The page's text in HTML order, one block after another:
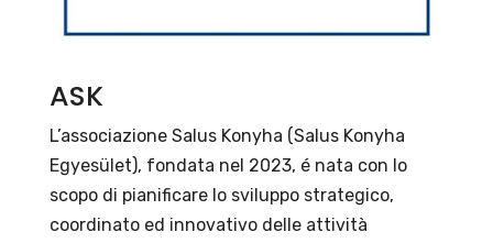
ASK
L’associazione Salus Konyha (Salus Konyha
Egyesület), fondata nel 2023, é nata con lo
scopo di pianificare lo sviluppo strategico,
coordinato ed innovativo delle attività